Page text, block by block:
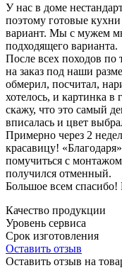
У нас в доме
поэтому готовые
вариант. Мы с мужем
подходящего варианта.
После всех походов
на заказ под наши
обмерил, посчитал,
хотелось, и картинка в
скажу, что это самый
вписалась и цвет
Примерно через 2
красавицу!
помучиться с
получился отменный.
Большое всем
Качество продукции
Уровень сервиса
Срок изготовления
Оставить отзыв
Оставить отзыв на